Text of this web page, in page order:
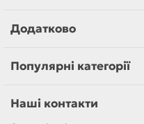
Додатково
Популярні категорії
Наші контакти